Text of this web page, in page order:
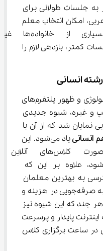
به جلسات طولانی برای
مانند عربی، امکان انتخاب معلم
خصوصی حضوری برای بسیاری
کمتر، بازدهی لازم را
انسانی
در سال‌های اخیر، با گسترش تکنولوژی و ظهور پلتفرم‌های
و غیره، شیوه جدیدی
شد که از آن با
انسانی
یاد می‌شود. این
راهکار جدید که به صورت
پلتفرم‌های مختلفی برگزار می‌شود، علاوه بر این که
به بهترین معلمان
کشور را از میان برداشته، منجر به صرفه‌جویی در هزینه و
چند که این شیوه نیز
اینترنت پایدار و پرسرعت
ساعت برگزاری کلاس